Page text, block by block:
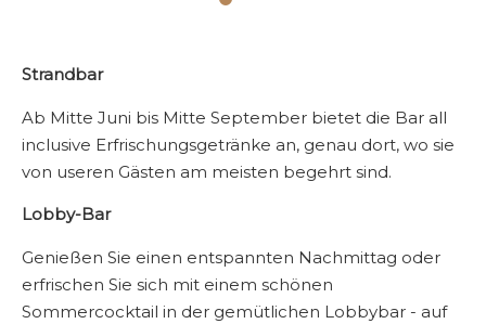
Strandbar
Ab Mitte Juni bis Mitte September bietet die Bar all
inclusive Erfrischungsgetränke an, genau dort, wo sie
von useren Gästen am meisten begehrt sind.
Lobby-Bar
Genießen Sie einen entspannten Nachmittag oder
erfrischen Sie sich mit einem schönen
Sommercocktail in der gemütlichen Lobbybar - auf